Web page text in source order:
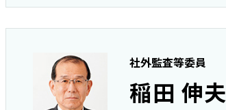
社外監査等委員
稲田 伸夫